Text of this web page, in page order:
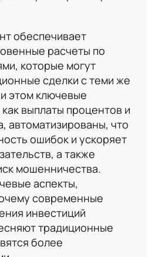
обеспечивает
расчеты по
которые могут
сделки с теми же
этом ключевые
выплаты процентов и
автоматизированы, что
ошибок и ускоряет
а также
мошенничества.
аспекты,
современные
инвестиций
традиционные
более
платформа
в разработке,
за новостями о
запуске!